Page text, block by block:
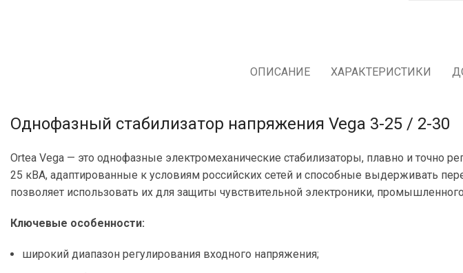
ОПИСАНИЕ ХАРАКТЕРИСТИКИ
Однофазный стабилизатор напряжения Vega 3-25 / 2-30
Ortea Vega — это однофазные электромеханические стабилизаторы, плавно и
25 кВА, адаптированные к условиям российских сетей и способные выдерживать
позволяет использовать их для защиты чувствительной электроники,
Ключевые особенности:
широкий диапазон регулирования входного напряжения;